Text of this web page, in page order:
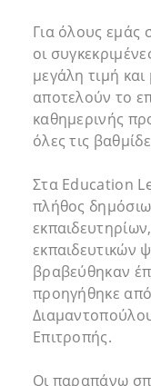
Για όλους εμάς
οι
μεγάλη τιμή
αποτελούν το
καθημερινής
όλες τις
Στα Education
πλήθος
εκπαιδευτικών
βραβεύθηκαν
προηγήθηκε
Επιτροπής.
Οι παραπάνω